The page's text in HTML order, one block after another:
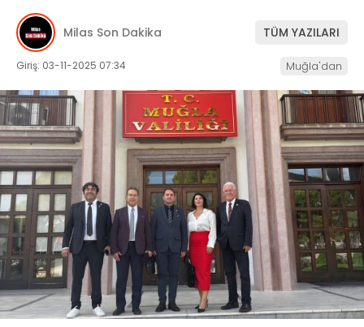
WhatsApp
İhbar Hattı
Facebook
Instagram
KÜNYE
Milas Son Dakika TÜM YAZILARI
Giriş: 03-11-2025 07:34 Muğla'dan